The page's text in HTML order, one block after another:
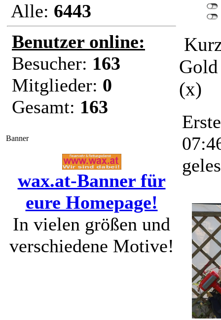
Alle: 6443
Benutzer online:
Besucher: 163
Mitglieder: 0
Gesamt: 163
Banner
wax.at-Banner für
eure Homepage!
In vielen größen und
verschiedene Motive!
(x)